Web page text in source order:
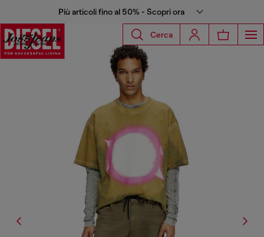
Più articoli fino al 50% - Scopri ora
Cerca